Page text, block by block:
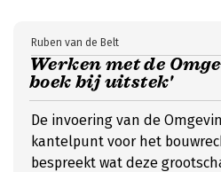
Werken met de
boek bij uitstek'
Ruben van de Belt
De invoering van de
kantelpunt voor het
bespreekt wat deze